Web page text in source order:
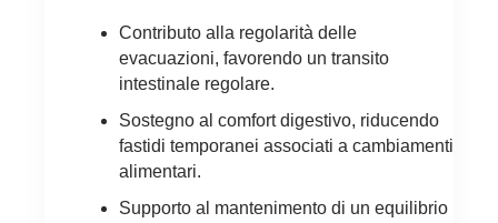
Contributo alla regolarità delle
evacuazioni, favorendo un transito
intestinale regolare.
Sostegno al comfort digestivo, riducendo
fastidi temporanei associati a cambiamenti
alimentari.
Supporto al mantenimento di un equilibrio